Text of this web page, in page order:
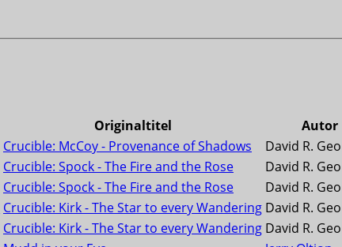
Originaltitel
Autor
Crucible: McCoy - Provenance of Shadows
David R.
Crucible: Spock - The Fire and the Rose
David R.
Crucible: Spock - The Fire and the Rose
David R.
Crucible: Kirk - The Star to every Wandering David R.
Crucible: Kirk - The Star to every Wandering David R.